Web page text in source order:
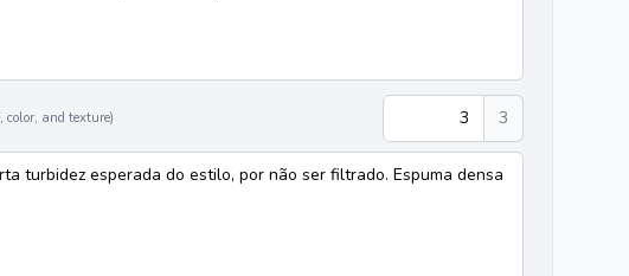
color, and texture) 3 3
turbidez esperada do estilo, por não ser filtrado. Espuma densa